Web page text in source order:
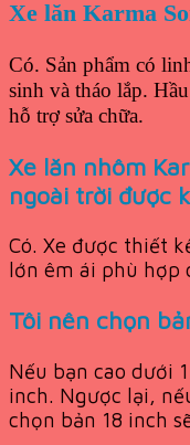
Xe lăn Karma
Có. Sản phẩm có
sinh và tháo lắp.
hỗ trợ sửa chữa.
Xe lăn nhôm
ngoài trời được
Có. Xe được thiết
lớn êm ái phù hợp
Tôi nên chọn
Nếu bạn cao dưới
inch. Ngược lại,
chọn bản 18 inch